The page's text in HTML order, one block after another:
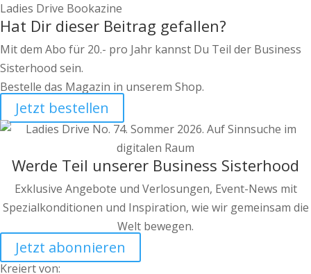
Ladies Drive Bookazine
Hat Dir dieser Beitrag gefallen?
Mit dem Abo für 20.- pro Jahr kannst Du Teil der Business
Sisterhood sein.
Bestelle das Magazin in unserem Shop.
Jetzt bestellen
Werde Teil unserer Business Sisterhood
Exklusive Angebote und Verlosungen, Event-News mit
Spezialkonditionen und Inspiration, wie wir gemeinsam die
Welt bewegen.
Jetzt abonnieren
Kreiert von: